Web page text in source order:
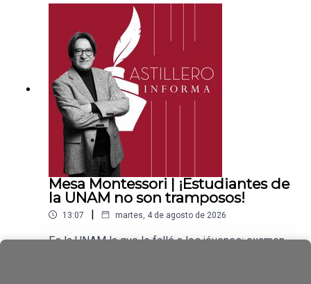
a para hacer transferencias a cuenta BBVA a
nombre de Julio Hernández López:
1539408017CLABE: 012 320 01539408017
2Tienda:https://julioastillerotienda.com/
Mesa Montessori | ¡Estudiantes de
la UNAM no son tramposos!
13:07 | martes, 4 de agosto de 2026
Es la UNAM la que le falló a los jóvenes: examen,